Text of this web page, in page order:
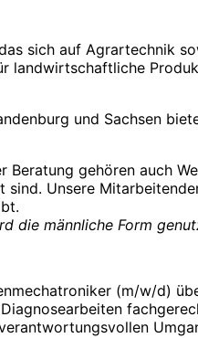
sich auf Agrartechnik
landwirtschaftliche
und Sachsen
Beratung gehören auch
sind. Unsere
die männliche Form
(m/w/d)